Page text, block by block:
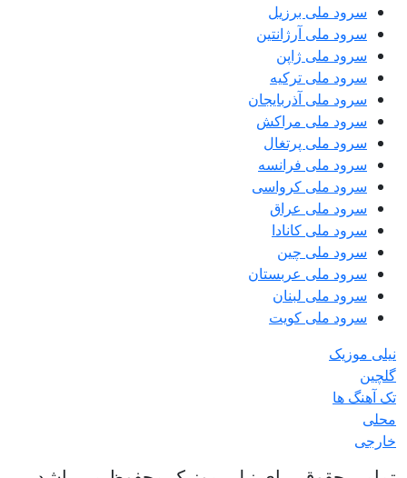
سرود ملی برزیل
سرود ملی آرژانتین
سرود ملی ژاپن
سرود ملی ترکیه
سرود ملی آذربایجان
سرود ملی مراکش
سرود ملی پرتغال
سرود ملی فرانسه
سرود ملی کرواسی
سرود ملی عراق
سرود ملی کانادا
سرود ملی چین
سرود ملی عربستان
سرود ملی لبنان
سرود ملی کویت
نیلی موزیک
گلچین
تک آهنگ ها
محلی
خارجی